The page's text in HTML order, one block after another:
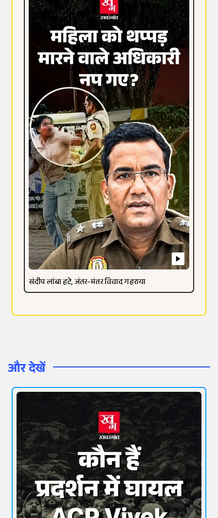
संदीप लांबा हटे, जंतर-मंतर विवाद गहराया
और देखें